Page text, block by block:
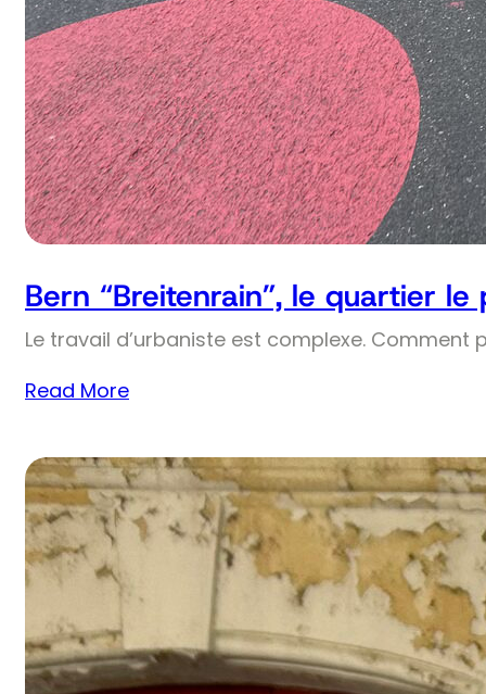
Bern “Breitenrain”, le quartier
Le travail d’urbaniste est complexe. Comment
Read More